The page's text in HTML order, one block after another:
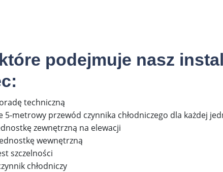
podejmuje nasz
techniczną
5-metrowy przewód czynnika chłodniczego dla każdej
zewnętrzną na elewacji
wewnętrzną
szczelności
chłodniczy